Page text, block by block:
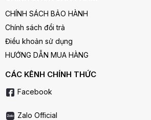
CHÍNH SÁCH BẢO HÀNH
Chính sách đổi trả
Điều khoản sử dụng
HƯỚNG DẪN MUA HÀNG
CÁC KÊNH CHÍNH THỨC
Facebook
Zalo Official